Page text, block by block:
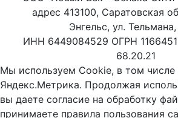
адрес 413100, Саратовская
Энгельс, ул.
ИНН 6449084529 ОГРН
68.20.21
Мы используем Cookie, в том числе
Яндекс.Метрика. Продолжая
вы даете согласие на обработку
принимаете правила пользования